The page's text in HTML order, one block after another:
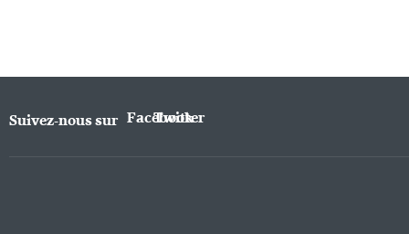
Suivez-nous sur Facebook
Twitter